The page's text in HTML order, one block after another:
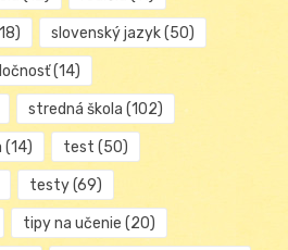
slovenský jazyk(50)
(14)
stredná škola (102)
(14) test (50)
testy(69)
tipy na učenie (20)